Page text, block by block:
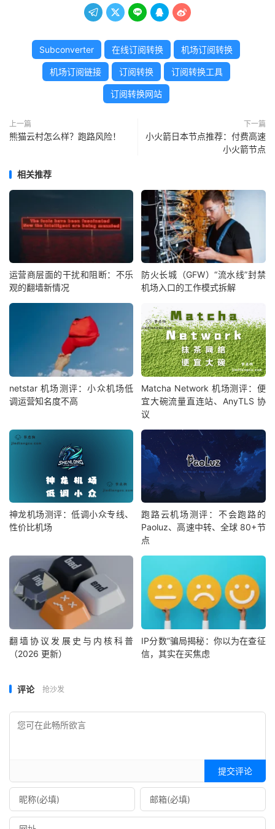
    
Subconverter 在线订阅转换 机场订阅转换
机场订阅链接 订阅转换 订阅转换工具
订阅转换网站
上一篇
熊猫云村怎么样？跑路风险！
下一篇
小火箭日本节点推荐：付费高速
小火箭节点
相关推荐
运营商层面的干扰和阻断：不乐
观的翻墙新情况
防火长城（GFW）“流水线”封禁
机场入口的工作模式拆解
netstar 机场测评：小众机场低
调运营知名度不高
Matcha Network 机场测评：便
宜大碗流量直连站、AnyTLS 协
议
神龙机场测评：低调小众专线、
性价比机场
跑路云机场测评：不会跑路的
Paoluz、高速中转、全球 80+节
点
翻墙协议发展史与内核科普
（2026 更新）
IP分数”骗局揭秘：你以为在查征
信，其实在买焦虑
评论 抢沙发
提交评论